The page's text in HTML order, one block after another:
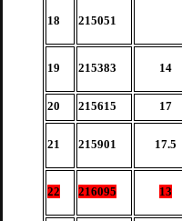
18 215051
19 215383 14
20 215615 17
21 215901 17.5
22 216095 13